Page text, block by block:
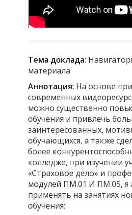
Тема доклада:
материала
Аннотация: На основе
современных
можно существенно
обучения и привлечь
заинтересованных,
обучающихся, а также
более
колледже, при изучении
«Страховое дело» и
модулей ПМ.01 И ПМ.05, я
применять на занятиях
обучения: